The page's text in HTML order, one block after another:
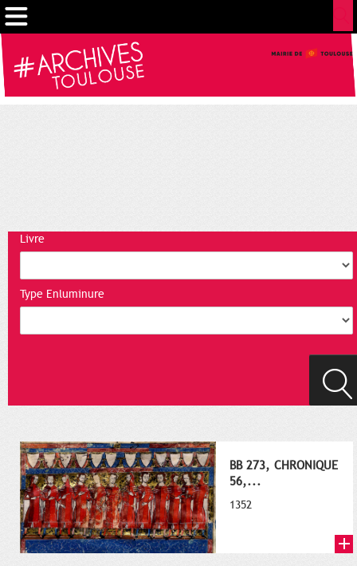
Livre
Type Enluminure
BB 273, CHRONIQUE
56,...
1352
Gestion de vos préférences sur les cookies